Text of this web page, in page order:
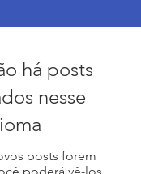
há posts
nesse
posts forem